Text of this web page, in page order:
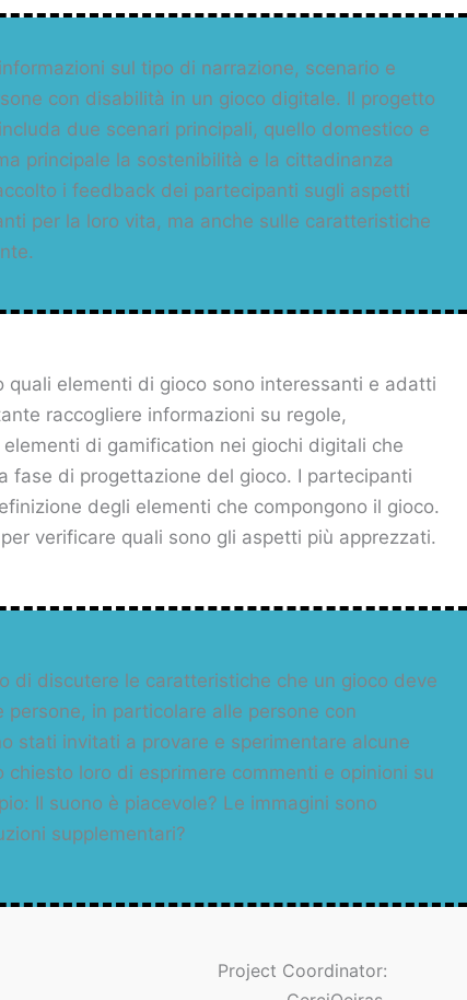
sul tipo di narrazione, scenario e
con disabilità in un gioco digitale. Il progetto
due scenari principali, quello domestico e
principale la sostenibilità e la cittadinanza
i feedback dei partecipanti sugli aspetti
per la loro vita, ma anche sulle caratteristiche
elementi di gioco sono interessanti e adatti
raccogliere informazioni su regole,
di gamification nei giochi digitali che
fase di progettazione del gioco. I partecipanti
degli elementi che compongono il gioco.
verificare quali sono gli aspetti più apprezzati.
di discutere le caratteristiche che un gioco deve
in particolare alle persone con
stati invitati a provare e sperimentare alcune
loro di esprimere commenti e opinioni su
Il suono è piacevole? Le immagini sono
supplementari?
Project Coordinator: